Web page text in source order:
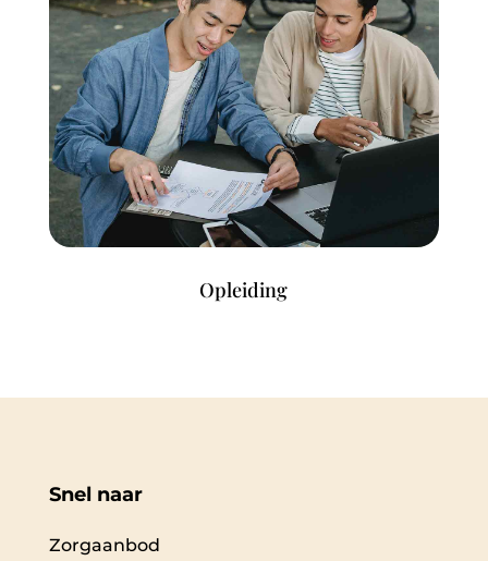
Opleiding
Snel naar
Zorgaanbod